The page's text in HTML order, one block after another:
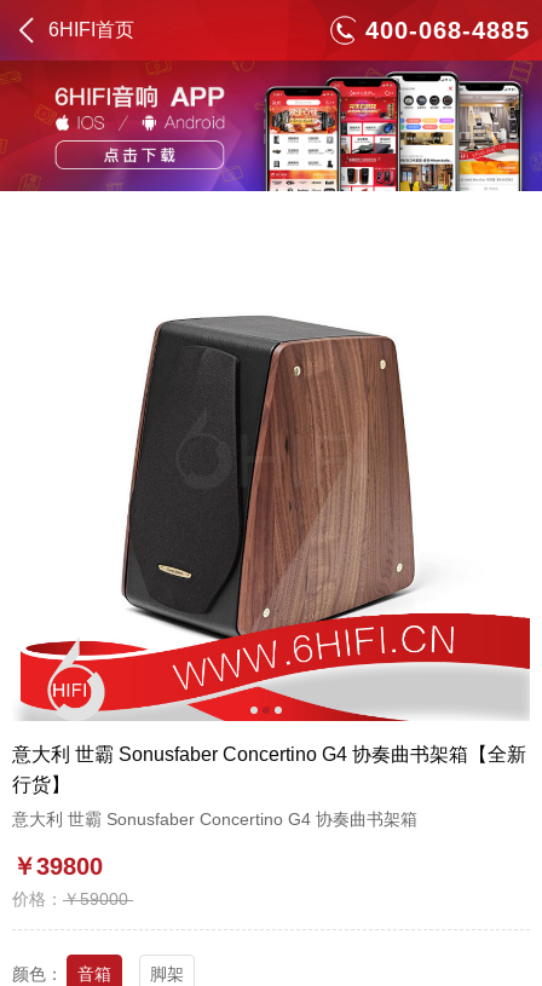
6HIFI首页 400-068-4885
意大利 世霸 Sonusfaber Concertino G4 协奏曲书架箱【全新
行货】
意大利 世霸 Sonusfaber Concertino G4 协奏曲书架箱
￥39800
价格： ￥59000
颜色： 音箱 脚架